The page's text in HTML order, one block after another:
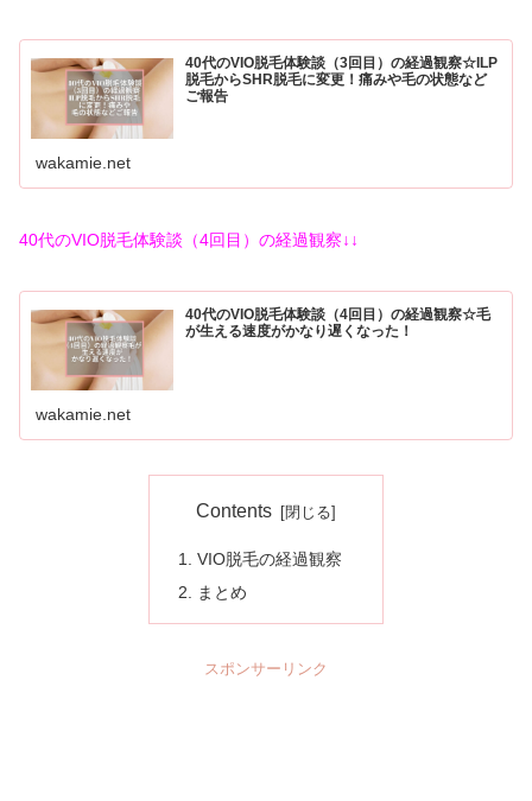
40代のVIO脱毛体験談（3回目）の経過観察☆ILP
脱毛からSHR脱毛に変更！痛みや毛の状態など
ご報告
wakamie.net
40代のVIO脱毛体験談（4回目）の経過観察↓↓
40代のVIO脱毛体験談（4回目）の経過観察☆毛
が生える速度がかなり遅くなった！
wakamie.net
Contents
VIO脱毛の経過観察
まとめ
スポンサーリンク